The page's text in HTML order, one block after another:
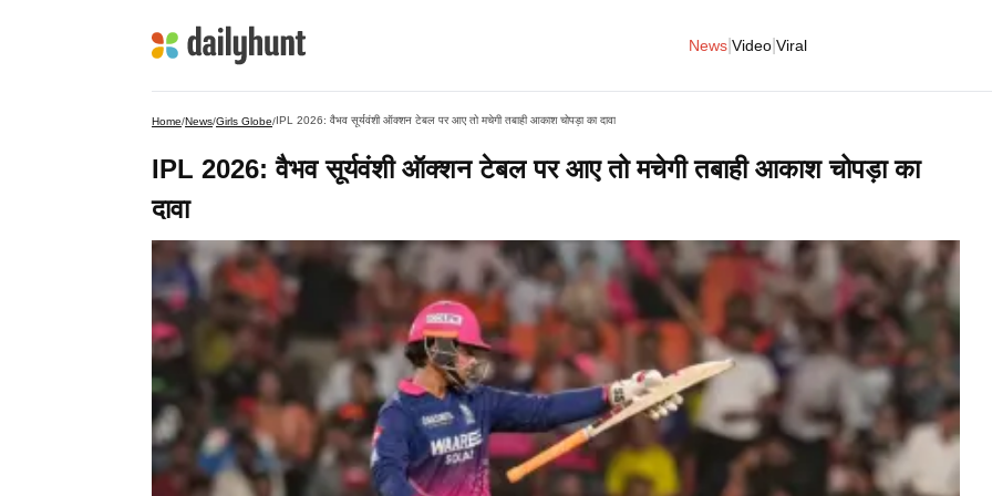
News Video Viral
Home/News/Girls Globe/IPL 2026: वैभव सूर्यवंशी ऑक्शन टेबल पर आए तो मचेगी तबाही आकाश चोपड़ा का दावा
IPL 2026: वैभव सूर्यवंशी ऑक्शन टेबल पर आए तो मचेगी तबाही आकाश चोपड़ा का
दावा